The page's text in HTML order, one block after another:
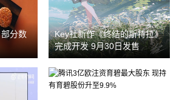
分数
Key社新作《终结的斯特拉》
完成开发 9月30日发售